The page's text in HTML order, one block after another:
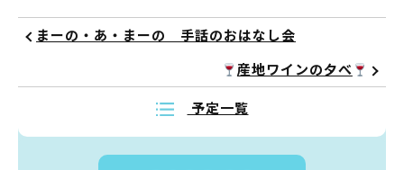
まーの・あ・まーの 手話のおはなし会
産地ワインの夕べ
予定一覧